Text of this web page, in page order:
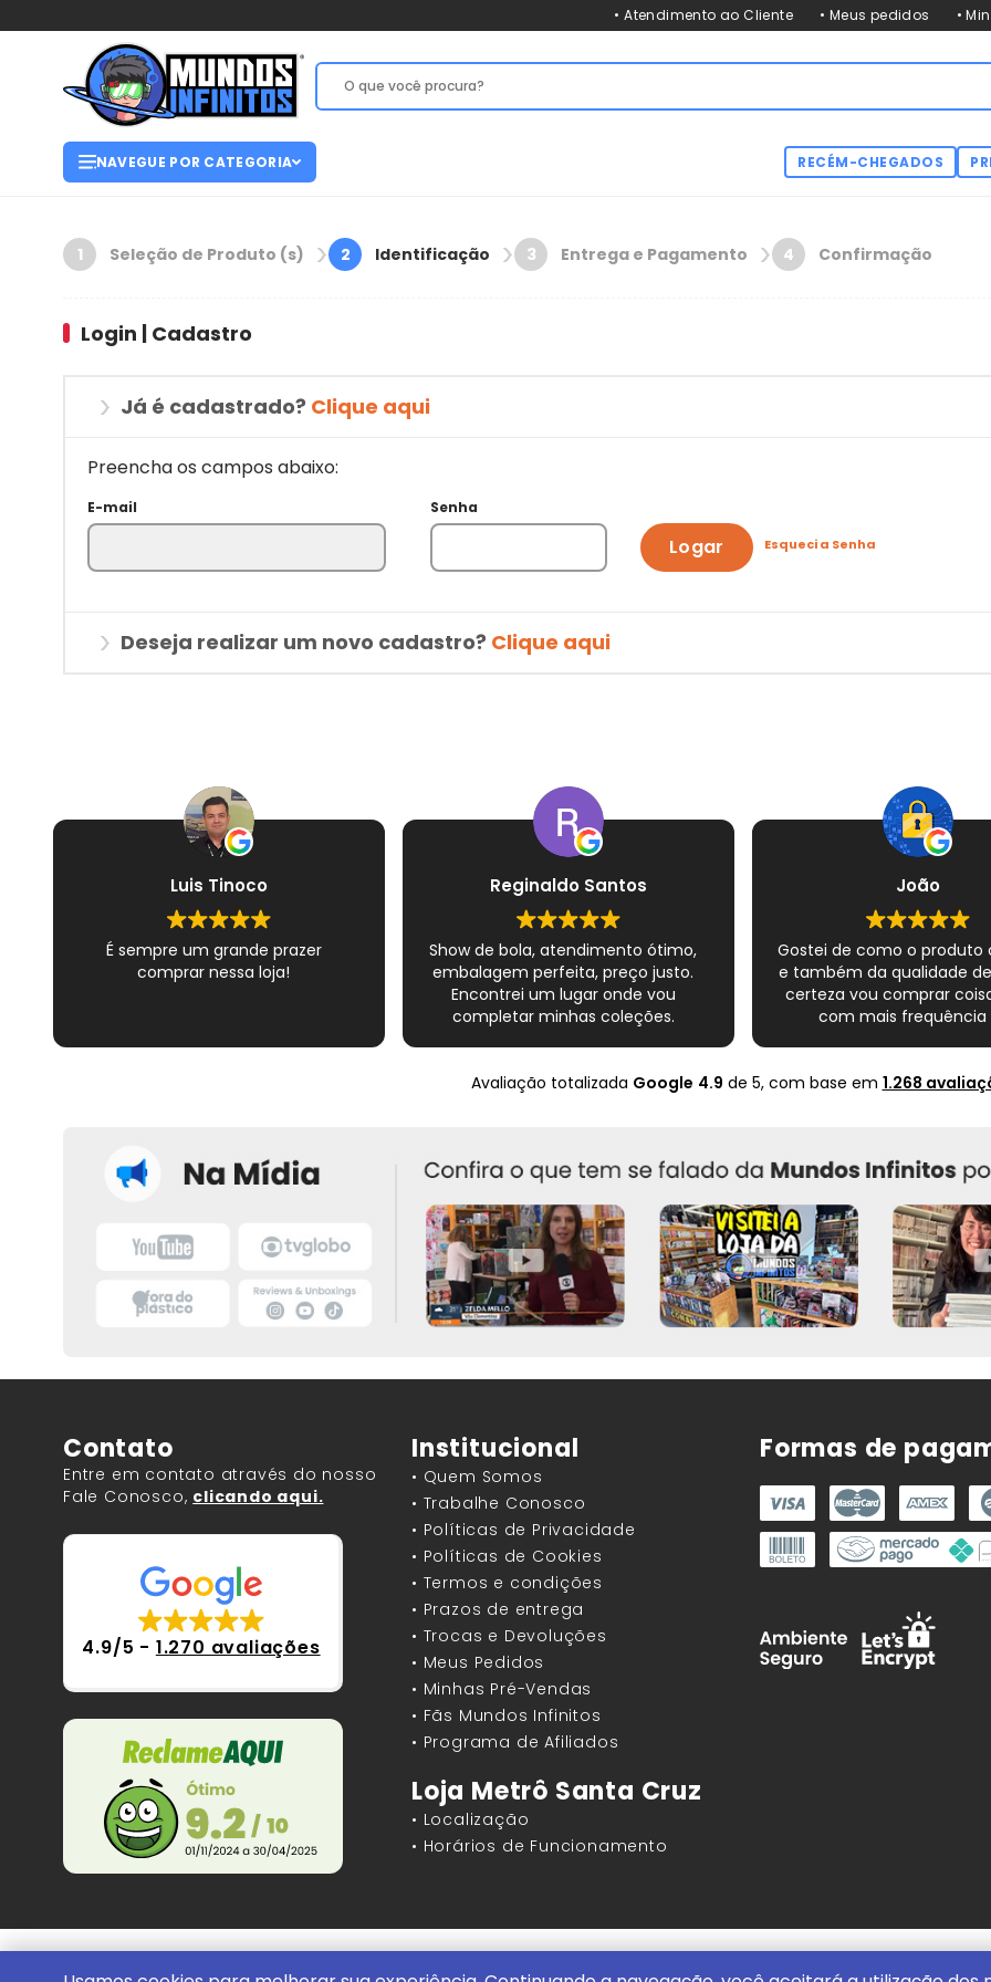
• Atendimento ao Cliente • Meus pedidos •
NAVEGUE POR CATEGORIA RECÉM-CHEGADOS
1 Seleção de Produto (s) 2 Identificação 3 Entrega e Pagamento 4 Confirmação
Login | Cadastro
Já é cadastrado? Clique aqui
Preencha os campos abaixo:
E-mail Senha
Logar Esqueci a Senha
Deseja realizar um novo cadastro? Clique aqui
Luis Tinoco
É sempre um grande prazer
comprar nessa loja!
Reginaldo Santos
Show de bola, atendimento ótimo,
embalagem perfeita, preço justo.
Encontrei um lugar onde vou
completar minhas coleções.
épico dos quadrinhos e novamente
João
Gostei de como o produto
e também da qualidade
certeza vou comprar
com mais frequência
Avaliação totalizada Google 4.9 de 5, com base em 1.268
Contato
Entre em contato através do nosso
Fale Conosco, clicando aqui.
4.9/5 - 1.270 avaliações
Institucional
• Quem Somos
• Trabalhe Conosco
• Políticas de Privacidade
• Políticas de Cookies
• Termos e condições
• Prazos de entrega
• Trocas e Devoluções
• Meus Pedidos
• Minhas Pré-Vendas
• Fãs Mundos Infinitos
• Programa de Afiliados
Loja Metrô Santa Cruz
• Localização
• Horários de Funcionamento
Formas de
Mundos Infinitos - Publicações e Geek Store |ContentStuff Publicações e Assinaturas Ltda. CNPJ -